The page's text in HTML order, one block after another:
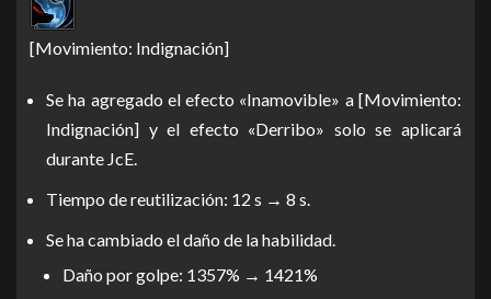
[Movimiento: Indignación]
Se ha agregado el efecto «Inamovible» a [Movimiento:
Indignación] y el efecto «Derribo» solo se aplicará
durante JcE.
Tiempo de reutilización: 12 s → 8 s.
Se ha cambiado el daño de la habilidad.
Daño por golpe: 1357% → 1421%